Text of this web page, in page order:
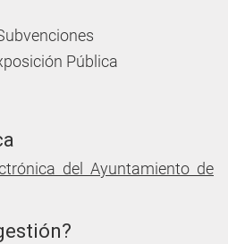
Pública
del Ayuntamiento de